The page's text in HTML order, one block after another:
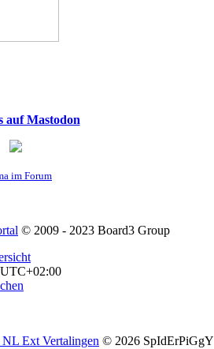
auf Mastodon
im Forum
© 2009 - 2023 Board3 Group
UTC+02:00
Ext Vertalingen © 2026 SpIdErPiGgY